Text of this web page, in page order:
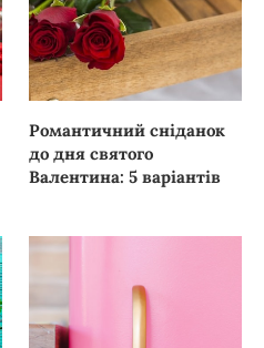
Романтичний сніданок
до дня святого
Валентина: 5 варіантів